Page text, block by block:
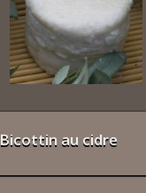
Bicottin au cidre